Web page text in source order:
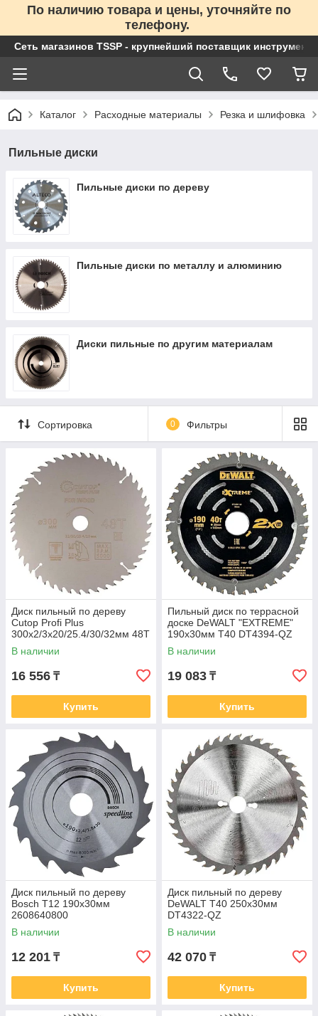
По наличию товара и цены, уточняйте по
телефону.
Сеть магазинов TSSP - крупнейший поставщик
Каталог Расходные материалы Резка и шлифовка
Пильные диски
Пильные диски по дереву
Пильные диски по металлу и алюминию
Диски пильные по другим материалам
Сортировка 0 Фильтры
Диск пильный по дереву
Cutop Profi Plus
300х2/3х20/25.4/30/32мм 48T
75-30048Т
В наличии
16 556 ₸
Купить
Пильный диск по террасной
доске DeWALT "EXTREME"
190x30мм T40 DT4394-QZ
В наличии
19 083 ₸
Купить
Диск пильный по дереву
Bosch Т12 190х30мм
2608640800
В наличии
12 201 ₸
Купить
Диск пильный по дереву
DeWALT Т40 250х30мм
DT4322-QZ
В наличии
42 070 ₸
Купить